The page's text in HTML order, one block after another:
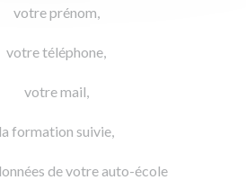
votre prénom,
votre téléphone,
votre mail,
la formation suivie,
de votre auto-école